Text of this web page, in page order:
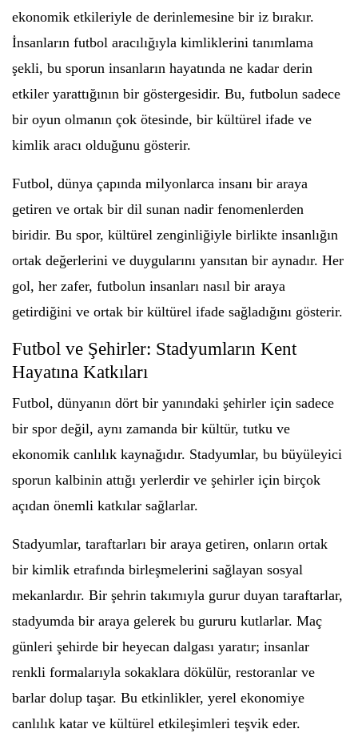
ekonomik etkileriyle de derinlemesine bir iz bırakır.
İnsanların futbol aracılığıyla kimliklerini tanımlama
şekli, bu sporun insanların hayatında ne kadar derin
etkiler yarattığının bir göstergesidir. Bu, futbolun sadece
bir oyun olmanın çok ötesinde, bir kültürel ifade ve
kimlik aracı olduğunu gösterir.
Futbol, dünya çapında milyonlarca insanı bir araya
getiren ve ortak bir dil sunan nadir fenomenlerden
biridir. Bu spor, kültürel zenginliğiyle birlikte insanlığın
ortak değerlerini ve duygularını yansıtan bir aynadır. Her
gol, her zafer, futbolun insanları nasıl bir araya
getirdiğini ve ortak bir kültürel ifade sağladığını gösterir.
Futbol ve Şehirler: Stadyumların Kent
Hayatına Katkıları
Futbol, dünyanın dört bir yanındaki şehirler için sadece
bir spor değil, aynı zamanda bir kültür, tutku ve
ekonomik canlılık kaynağıdır. Stadyumlar, bu büyüleyici
sporun kalbinin attığı yerlerdir ve şehirler için birçok
açıdan önemli katkılar sağlarlar.
Stadyumlar, taraftarları bir araya getiren, onların ortak
bir kimlik etrafında birleşmelerini sağlayan sosyal
mekanlardır. Bir şehrin takımıyla gurur duyan taraftarlar,
stadyumda bir araya gelerek bu gururu kutlarlar. Maç
günleri şehirde bir heyecan dalgası yaratır; insanlar
renkli formalarıyla sokaklara dökülür, restoranlar ve
barlar dolup taşar. Bu etkinlikler, yerel ekonomiye
canlılık katar ve kültürel etkileşimleri teşvik eder.